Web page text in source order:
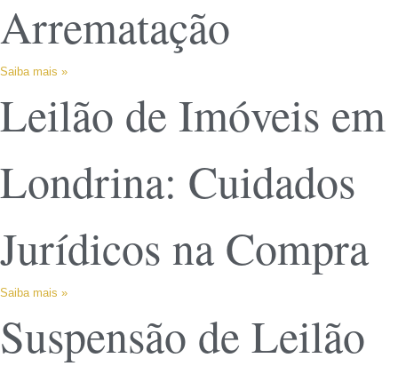
Arrematação
Saiba mais »
Leilão de Imóveis em
Londrina: Cuidados
Jurídicos na Compra
Saiba mais »
Suspensão de Leilão